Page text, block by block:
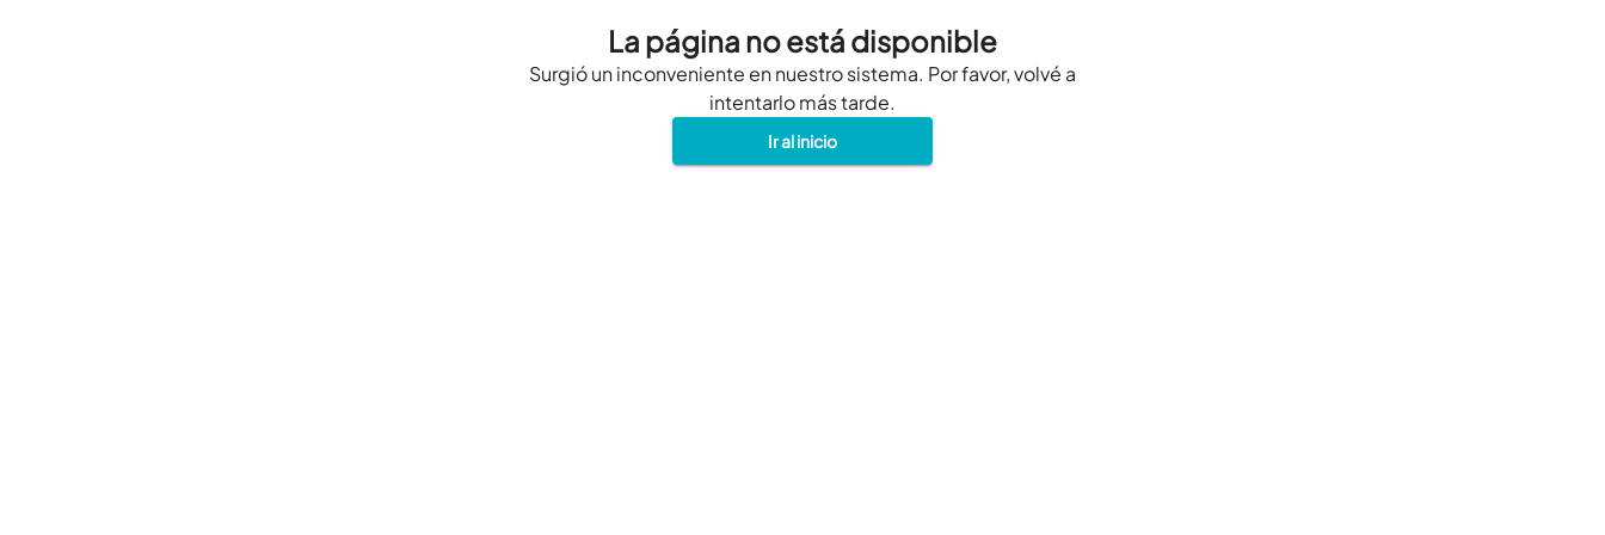
La página no está disponible
Surgió un inconveniente en nuestro sistema. Por favor, volvé a
intentarlo más tarde.
Ir al inicio